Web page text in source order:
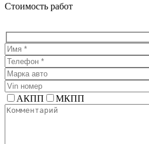
Стоимость работ
АКПП МКПП